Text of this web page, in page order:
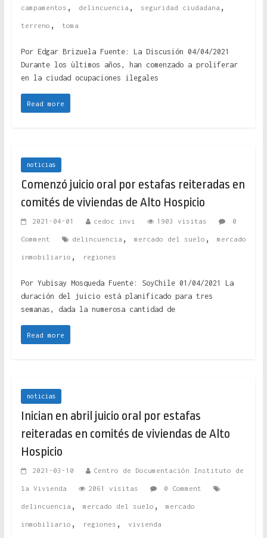
campamentos , delincuencia , seguridad ciudadana ,
terreno , toma
Por Edgar Brizuela Fuente: La Discusión 04/04/2021
Durante los ùltimos años, han comenzado a proliferar
en la ciudad ocupaciones ilegales
Read more
noticias
Comenzó juicio oral por estafas reiteradas en
comités de viviendas de Alto Hospicio
2021-04-01 cedoc invi 1903 visitas 0
Comment delincuencia , mercado del suelo , mercado
inmobiliario , regiones
Por Yubisay Mosqueda Fuente: SoyChile 01/04/2021 La
duración del juicio está planificado para tres
semanas, dada la numerosa cantidad de
Read more
noticias
Inician en abril juicio oral por estafas
reiteradas en comités de viviendas de Alto
Hospicio
2021-03-10 Centro de Documentación Instituto de
la Vivienda 2061 visitas 0 Comment
delincuencia , mercado del suelo , mercado
inmobiliario , regiones , vivienda